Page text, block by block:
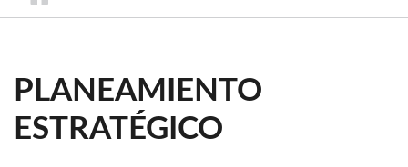
PLANEAMIENTO
ESTRATÉGICO